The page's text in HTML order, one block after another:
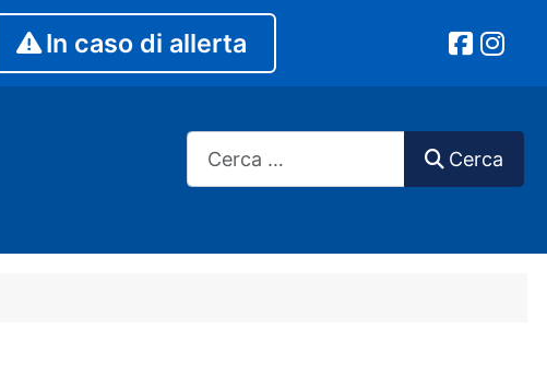
In caso di allerta
Cerca
Cerca